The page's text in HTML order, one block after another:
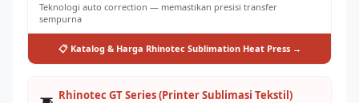
Teknologi auto correction — memastikan presisi transfer
sempurna
📋 Katalog & Harga Rhinotec Sublimation Heat Press →
Rhinotec GT Series (Printer Sublimasi Tekstil)